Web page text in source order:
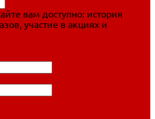
вам доступно: история
участие в акциях и